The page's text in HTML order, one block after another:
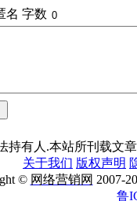
名 字数
持有人.本站所刊载文
关于我们 版权声明
© 网络营销网 2007-
鲁